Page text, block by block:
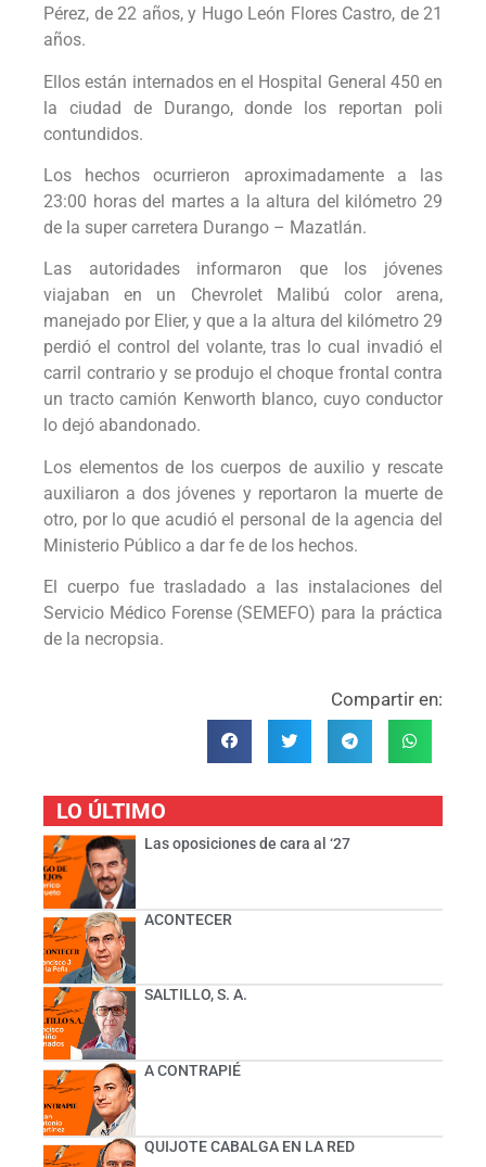
Pérez, de 22 años, y Hugo León Flores Castro, de 21
años.
Ellos están internados en el Hospital General 450 en
la ciudad de Durango, donde los reportan poli
contundidos.
Los hechos ocurrieron aproximadamente a las
23:00 horas del martes a la altura del kilómetro 29
de la super carretera Durango – Mazatlán.
Las autoridades informaron que los jóvenes
viajaban en un Chevrolet Malibú color arena,
manejado por Elier, y que a la altura del kilómetro 29
perdió el control del volante, tras lo cual invadió el
carril contrario y se produjo el choque frontal contra
un tracto camión Kenworth blanco, cuyo conductor
lo dejó abandonado.
Los elementos de los cuerpos de auxilio y rescate
auxiliaron a dos jóvenes y reportaron la muerte de
otro, por lo que acudió el personal de la agencia del
Ministerio Público a dar fe de los hechos.
El cuerpo fue trasladado a las instalaciones del
Servicio Médico Forense (SEMEFO) para la práctica
de la necropsia.
Compartir en:
LO ÚLTIMO
Las oposiciones de cara al ‘27
ACONTECER
SALTILLO, S. A.
A CONTRAPIÉ
QUIJOTE CABALGA EN LA RED